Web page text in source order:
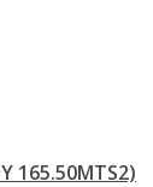
165.50MTS2)